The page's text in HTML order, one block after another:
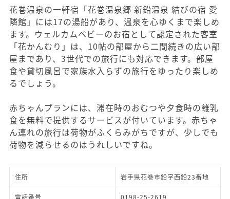
花巻温泉の一軒宿「花巻温泉郷 新鉛温泉 結びの宿 愛
隣館」には17の湯船があり、温泉を心ゆくまで楽しめ
ます。ウェルカムベビーのお宿として認定された客室
「花かんむり」は、10帖の部屋から二間続きの広い部
屋まであり、3世代での旅行にも対応できます。部屋
食や貸切風呂で家族水入らずの旅行をゆったり楽しめ
るでしょう。
赤ちゃんプランには、滞在時のおむつや夕食時の離乳
食を無料で提供するサービスが付いています。赤ちゃ
ん連れの旅行は荷物がふくらみがちですが、少しでも
荷物を減らせるのはうれしいですね。
住所 岩手県花巻市鉛字西鉛23番地
電話番号 0198-25-2619